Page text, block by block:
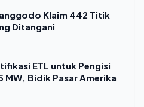
Klaim 442 Titik
Ditangani
ETL untuk Pengisi
MW, Bidik Pasar Amerika